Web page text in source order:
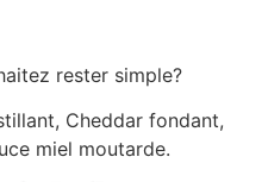
rester simple?
Cheddar fondant,
miel moutarde.